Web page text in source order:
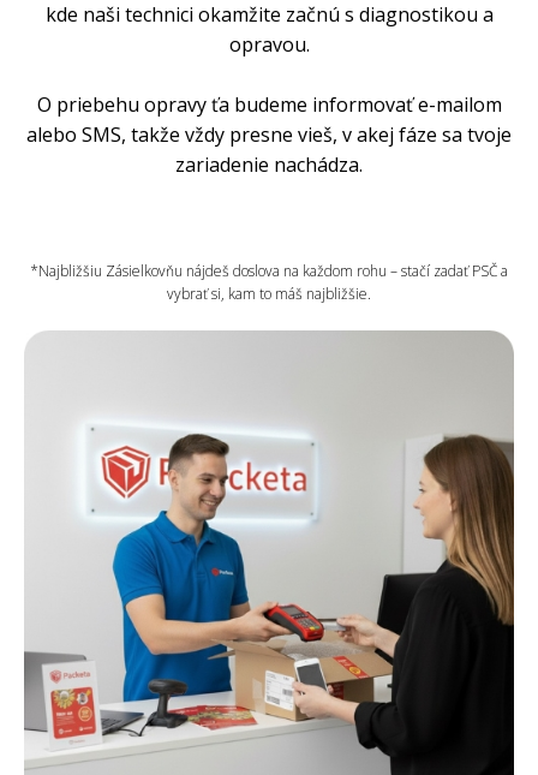
kde naši technici okamžite začnú s diagnostikou a
opravou.
O priebehu opravy ťa budeme informovať e-mailom
alebo SMS, takže vždy presne vieš, v akej fáze sa tvoje
zariadenie nachádza.
*Najbližšiu Zásielkovňu nájdeš doslova na každom rohu – stačí zadať PSČ a
vybrať si, kam to máš najbližšie.